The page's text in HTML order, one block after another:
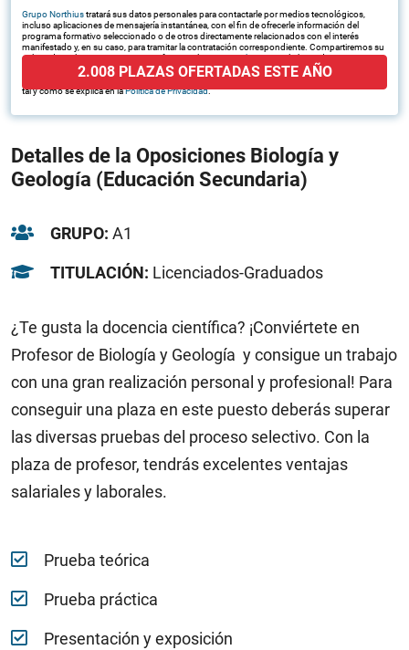
Grupo Northiustratará sus datos personales para contactarle por medios tecnológicos,
incluso aplicaciones de mensajería instantánea, con el fin de ofrecerle información del
programa formativo seleccionado o de otros directamente relacionados con el interés
manifestado y, en su caso, para tramitar la contratación correspondiente. Compartiremos su
solicitud con las empresas que conforman el
puedan hacerle llegar la mejor oferta de productos y servicios de acuerdo a su petición.
tal y como se explica en laPolítica de Privacidad.
2.008 PLAZAS OFERTADAS ESTE AÑO
Detalles de la Oposiciones Biología y
Geología (Educación Secundaria)
GRUPO: A1
TITULACIÓN: Licenciados-Graduados
¿Te gusta la docencia científica? ¡Conviértete en
Profesor de Biología y Geología y consigue un trabajo
con una gran realización personal y profesional! Para
conseguir una plaza en este puesto deberás superar
las diversas pruebas del proceso selectivo. Con la
plaza de profesor, tendrás excelentes ventajas
salariales y laborales.
Prueba teórica
Prueba práctica
Presentación y exposición